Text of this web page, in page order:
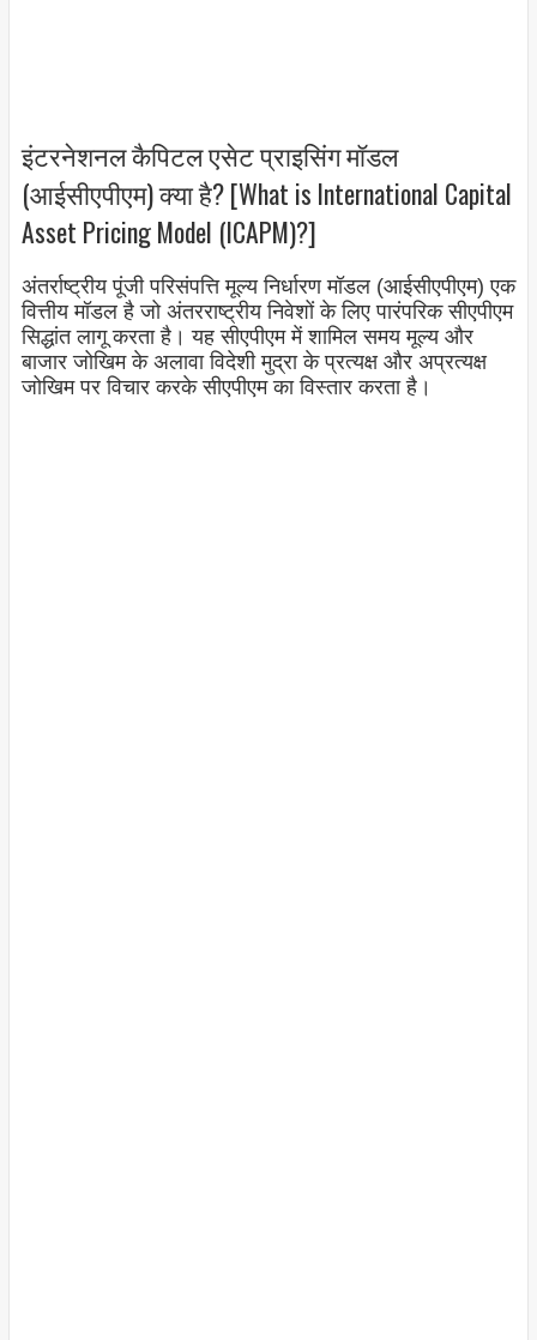
इंटरनेशनल कैपिटल एसेट प्राइसिंग मॉडल
(आईसीएपीएम) क्या है? [What is International Capital
Asset Pricing Model (ICAPM)?]
अंतर्राष्ट्रीय पूंजी परिसंपत्ति मूल्य निर्धारण मॉडल (आईसीएपीएम) एक
वित्तीय मॉडल है जो अंतरराष्ट्रीय निवेशों के लिए पारंपरिक सीएपीएम
सिद्धांत लागू करता है। यह सीएपीएम में शामिल समय मूल्य और
बाजार जोखिम के अलावा विदेशी मुद्रा के प्रत्यक्ष और अप्रत्यक्ष
जोखिम पर विचार करके सीएपीएम का विस्तार करता है।